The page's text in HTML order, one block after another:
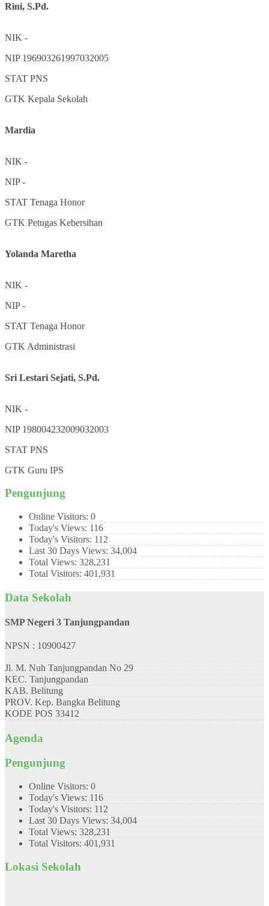
Rini, S.Pd.
NIK -
NIP 196903261997032005
STAT PNS
GTK Kepala Sekolah
Mardia
NIK -
NIP-
STAT Tenaga Honor
GTK Petugas Kebersihan
Yolanda Maretha
NIK -
NIP-
STAT Tenaga Honor
GTK Administrasi
Sri Lestari Sejati, S.Pd.
NIK -
NIP 198004232009032003
STAT PNS
GTK Guru IPS
Pengunjung
Online Visitors: 0
Today's Views: 116
Today's Visitors: 112
Last 30 Days Views: 34,004
Total Views: 328,231
Total Visitors: 401,931
Data Sekolah
SMP Negeri 3 Tanjungpandan
NPSN : 10900427
Jl. M. Nuh Tanjungpandan No 29
KEC. Tanjungpandan
KAB. Belitung
PROV. Kep. Bangka Belitung
KODE POS 33412
Agenda
Pengunjung
Online Visitors: 0
Today's Views: 116
Today's Visitors: 112
Last 30 Days Views: 34,004
Total Views: 328,231
Total Visitors: 401,931
Lokasi Sekolah